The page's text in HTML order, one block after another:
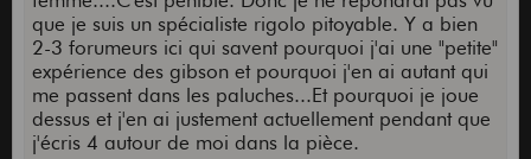
qu'on trouve la guitare qui la complète la mieux.
La taylor fait ce que les martin ne savent pas faire
et elle en fait même un peu plus... Ultra riche, des
harmoniques dans tous les sens, une guitare qui,
contrairement à la hd28, compresse beaucoup
aux doigts et même au mediator, qui a la
que je suis un spécialiste rigolo pitoyable. Y a bien
2-3 forumeurs ici qui savent pourquoi j'ai une "petite"
expérience des gibson et pourquoi j'en ai autant qui
me passent dans les paluches...Et pourquoi je joue
dessus et j'en ai justement actuellement pendant que
j'écris 4 autour de moi dans la pièce.